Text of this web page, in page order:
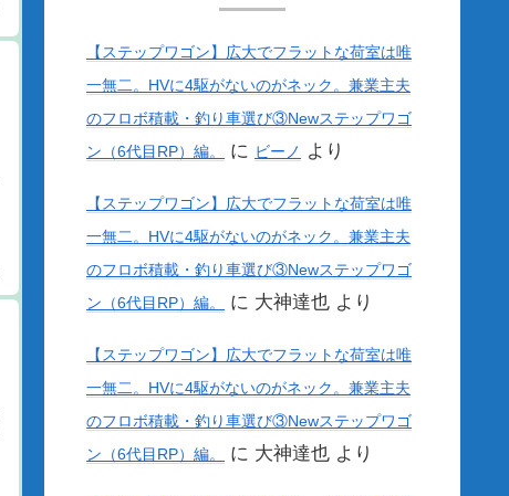
【ステップワゴン】広大でフラットな荷室は唯
一無二。HVに4駆がないのがネック。兼業主夫
のフロボ積載・釣り車選び③Newステップワゴ
ン（6代目RP）編。
に ビーノ より
【ステップワゴン】広大でフラットな荷室は唯
一無二。HVに4駆がないのがネック。兼業主夫
のフロボ積載・釣り車選び③Newステップワゴ
ン（6代目RP）編。
に 大神達也 より
【ステップワゴン】広大でフラットな荷室は唯
一無二。HVに4駆がないのがネック。兼業主夫
のフロボ積載・釣り車選び③Newステップワゴ
ン（6代目RP）編。
に 大神達也 より